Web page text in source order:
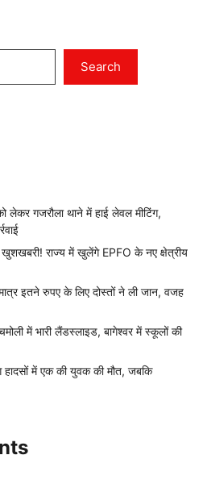
Search
गजरौला थाने में हाई लेवल मीटिंग,
खुशखबरी! राज्य में खुलेंगे EPFO के नए क्षेत्रीय
इतने रुपए के लिए दोस्तों ने ली जान, वजह
में भारी लैंडस्लाइड, बागेश्वर में स्कूलों की
में एक की युवक की मौत, जबकि